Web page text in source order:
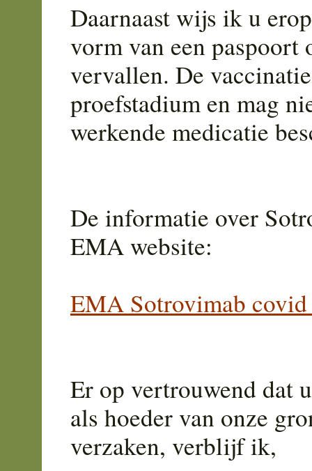
Daarnaast wijs ik u
vorm van een
vervallen. De
proefstadium en mag
werkende medicatie
De informatie over
EMA website:
EMA Sotrovimab
Er op vertrouwend dat
als hoeder van onze
verzaken, verblijf ik,